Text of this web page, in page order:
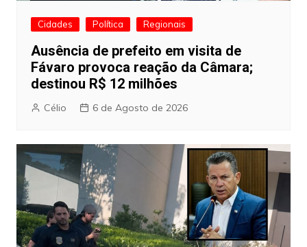
Cidades Política Regionais
Ausência de prefeito em visita de
Fávaro provoca reação da Câmara;
destinou R$ 12 milhões
Célio 6 de Agosto de 2026